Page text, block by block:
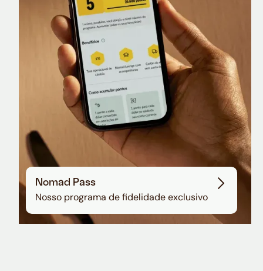
Sala VIP no Aeroporto de Guarulhos
Nomad Pass
Nosso programa de fidelidade exclusivo